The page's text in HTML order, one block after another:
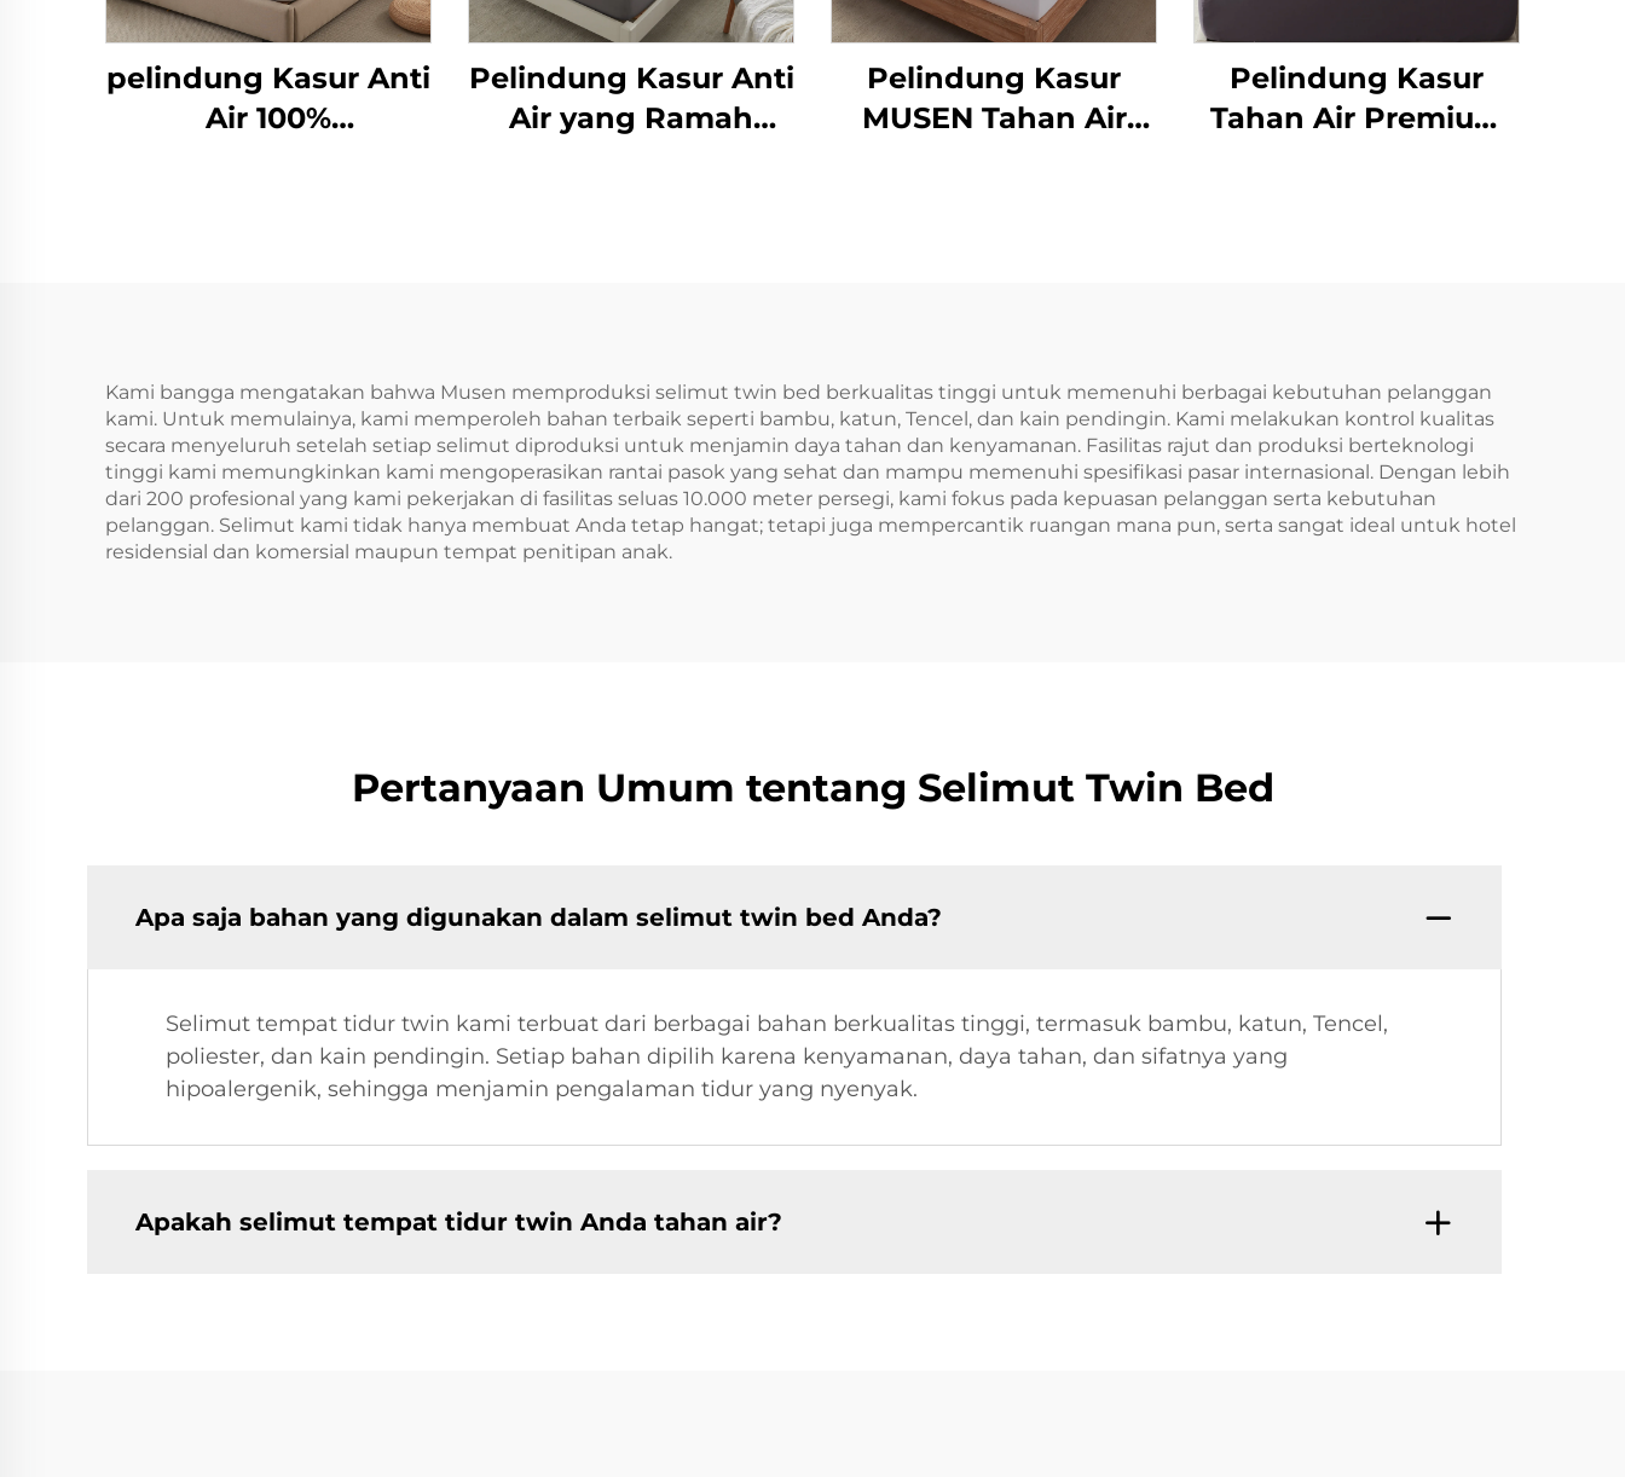
pelindung Kasur Anti
Air 100%
Pelindung Kasur Anti
Air yang Ramah
abu)
Pelindung Kasur
MUSEN Tahan Air
untuk Rumah, Kamar
Tidur, Hotel – Putih
Pelindung Kasur
Tahan Air Premium
Kamar Tidur, Hotel
Kami bangga mengatakan bahwa Musen memproduksi selimut twin bed berkualitas tinggi untuk memenuhi berbagai kebutuhan pelanggan
kami. Untuk memulainya, kami memperoleh bahan terbaik seperti bambu, katun, Tencel, dan kain pendingin. Kami melakukan kontrol kualitas
secara menyeluruh setelah setiap selimut diproduksi untuk menjamin daya tahan dan kenyamanan. Fasilitas rajut dan produksi berteknologi
tinggi kami memungkinkan kami mengoperasikan rantai pasok yang sehat dan mampu memenuhi spesifikasi pasar internasional. Dengan lebih
dari 200 profesional yang kami pekerjakan di fasilitas seluas 10.000 meter persegi, kami fokus pada kepuasan pelanggan serta kebutuhan
pelanggan. Selimut kami tidak hanya membuat Anda tetap hangat; tetapi juga mempercantik ruangan mana pun, serta sangat ideal untuk hotel
residensial dan komersial maupun tempat penitipan anak.
Pertanyaan Umum tentang Selimut Twin Bed
Apa saja bahan yang digunakan dalam selimut twin bed Anda?
Selimut tempat tidur twin kami terbuat dari berbagai bahan berkualitas tinggi, termasuk bambu, katun, Tencel,
poliester, dan kain pendingin. Setiap bahan dipilih karena kenyamanan, daya tahan, dan sifatnya yang
hipoalergenik, sehingga menjamin pengalaman tidur yang nyenyak.
Apakah selimut tempat tidur twin Anda tahan air?